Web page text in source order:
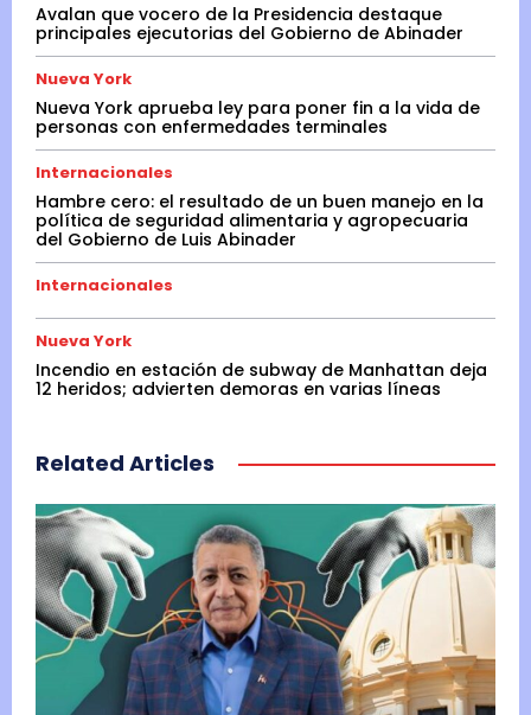
Avalan que vocero de la Presidencia destaque
principales ejecutorias del Gobierno de Abinader
Nueva York
Nueva York aprueba ley para poner fin a la vida de
personas con enfermedades terminales
Internacionales
Hambre cero: el resultado de un buen manejo en la
política de seguridad alimentaria y agropecuaria
del Gobierno de Luis Abinader
Internacionales
Nueva York
Incendio en estación de subway de Manhattan deja
12 heridos; advierten demoras en varias líneas
Related Articles